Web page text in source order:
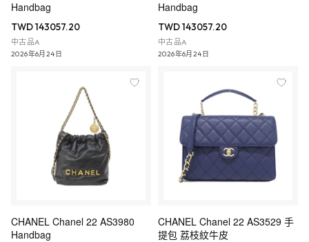
Handbag
TWD 143057.20
中古品A
2026年6月24日
Handbag
TWD 143057.20
中古品A
2026年6月24日
CHANEL Chanel 22 AS3980
Handbag
CHANEL Chanel 22 AS3529 手
提包 荔枝紋牛皮